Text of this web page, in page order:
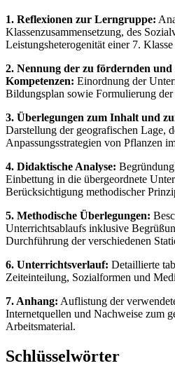
1. Reflexionen zur Lerngruppe:
Klassenzusammensetzung, des
Leistungsheterogenität einer 7.
2. Nennung der zu fördernden und
Kompetenzen: Einordnung der
Bildungsplan sowie Formulierung
3. Überlegungen zum Inhalt und
Darstellung der geografischen Lage,
Anpassungsstrategien von Pflanzen
4. Didaktische Analyse:
Einbettung in die übergeordnete
Berücksichtigung methodischer
5. Methodische Überlegungen:
Unterrichtsablaufs inklusive
Durchführung der verschiedenen
6. Unterrichtsverlauf: Detaillierte
Zeiteinteilung, Sozialformen und
7. Anhang: Auflistung der
Internetquellen und Nachweise zum
Arbeitsmaterial.
Schlüsselwörter